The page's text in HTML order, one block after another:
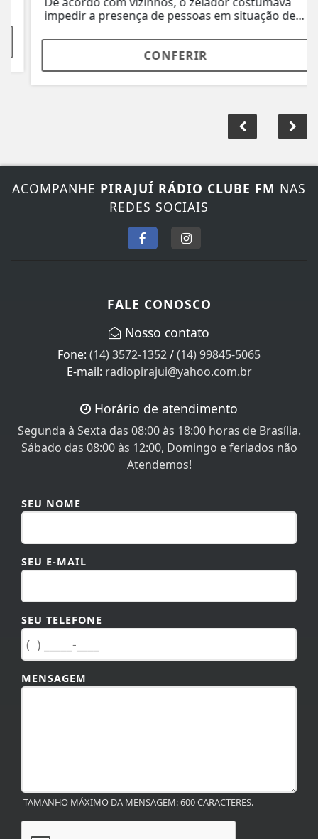
impedir a presença de pessoas em situação de...
CONFERIR
ACOMPANHE PIRAJUÍ RÁDIO CLUBE FM NAS
REDES SOCIAIS
FALE CONOSCO
Nosso contato
Fone: (14) 3572-1352/(14) 99845-5065
E-mail: radiopirajui@yahoo.com.br
Horário de atendimento
Segunda à Sexta das 08:00 às 18:00 horas de Brasília.
Sábado das 08:00 às 12:00, Domingo e feriados não
Atendemos!
SEU NOME
SEU E-MAIL
SEU TELEFONE
MENSAGEM
TAMANHO MÁXIMO DA MENSAGEM: 600 CARACTERES.